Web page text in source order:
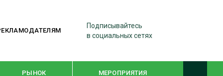
Подписывайтесь
в социальных сетях
РЫНОК МЕРОПРИЯТИЯ